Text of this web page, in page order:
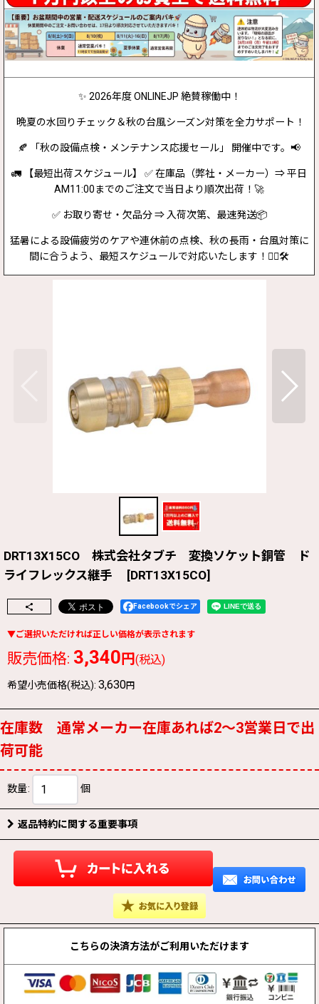
✨ 2026年度 ONLINEJP 絶賛稼働中！
晩夏の水回りチェック＆秋の台風シーズン対策を全力サポート！
🍂 「秋の設備点検・メンテナンス応援セール」 開催中です。📢
🚛 【最短出荷スケジュール】 ✅ 在庫品（弊社・メーカー）⇒ 平日
AM11:00までのご注文で当日より順次出荷！🚀
✅ お取り寄せ・欠品分 ⇒ 入荷次第、最速発送📦
猛暑による設備疲労のケアや連休前の点検、秋の長雨・台風対策に
間に合うよう、最短スケジュールで対応いたします！👷‍♂️🛠️
DRT13X15CO 株式会社タブチ 変換ソケット銅管 ド
ライフレックス継手
[DRT13X15CO]
Facebookでシェア
販売価格: 3,340円(税込)
希望小売価格(税込): 3,630円
在庫数 通常メーカー在庫あれば2〜3営業日で出
荷可能
数量: 個
返品特約に関する重要事項
こちらの決済方法がご利用いただけます